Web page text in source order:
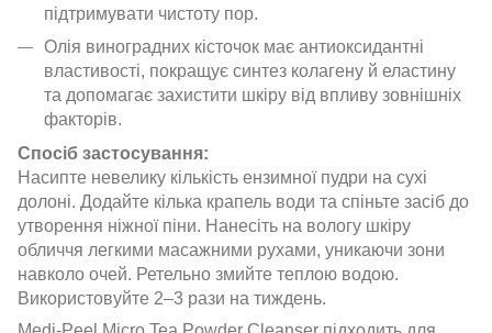
підтримувати чистоту пор.
Олія виноградних кісточок має антиоксидантні
властивості, покращує синтез колагену й еластину
та допомагає захистити шкіру від впливу зовнішніх
факторів.
Спосіб застосування:
Насипте невелику кількість ензимної пудри на сухі
долоні. Додайте кілька крапель води та спіньте засіб до
утворення ніжної піни. Нанесіть на вологу шкіру
обличчя легкими масажними рухами, уникаючи зони
навколо очей. Ретельно змийте теплою водою.
Використовуйте 2–3 рази на тиждень.